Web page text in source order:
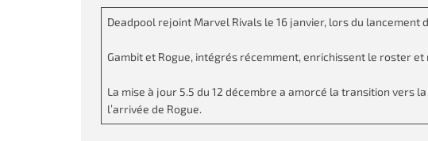
Deadpool rejoint Marvel Rivals le 16 janvier, lors du lancement
Gambit et Rogue, intégrés récemment, enrichissent le roster
La mise à jour 5.5 du 12 décembre a amorcé la transition vers
l’arrivée de Rogue.